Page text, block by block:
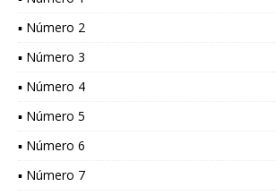
▪ Número 2
▪ Número 3
▪ Número 4
▪ Número 5
▪ Número 6
▪ Número 7